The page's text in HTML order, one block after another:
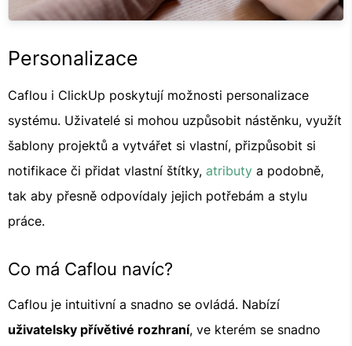
Personalizace
Caflou i ClickUp poskytují možnosti personalizace
systému. Uživatelé si mohou uzpůsobit nástěnku, využít
šablony projektů a vytvářet si vlastní, přizpůsobit si
notifikace či přidat vlastní štítky, atributy a podobně,
tak aby přesně odpovídaly jejich potřebám a stylu
práce.
Co má Caflou navíc?
Caflou je intuitivní a snadno se ovládá. Nabízí
uživatelsky přívětivé rozhraní, ve kterém se snadno